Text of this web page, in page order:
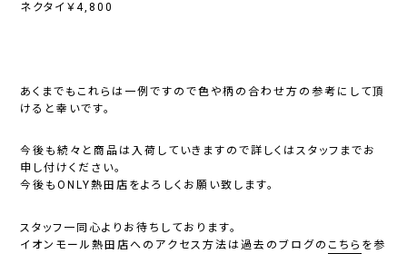
ネクタイ￥4,800
あくまでもこれらは一例ですので色や柄の合わせ方の参考にして頂
けると幸いです。
今後も続々と商品は入荷していきますので詳しくはスタッフまでお
申し付けください。
今後もONLY熱田店をよろしくお願い致します。
スタッフ一同心よりお待ちしております。
イオンモール熱田店へのアクセス方法は過去のブログの こちら を参